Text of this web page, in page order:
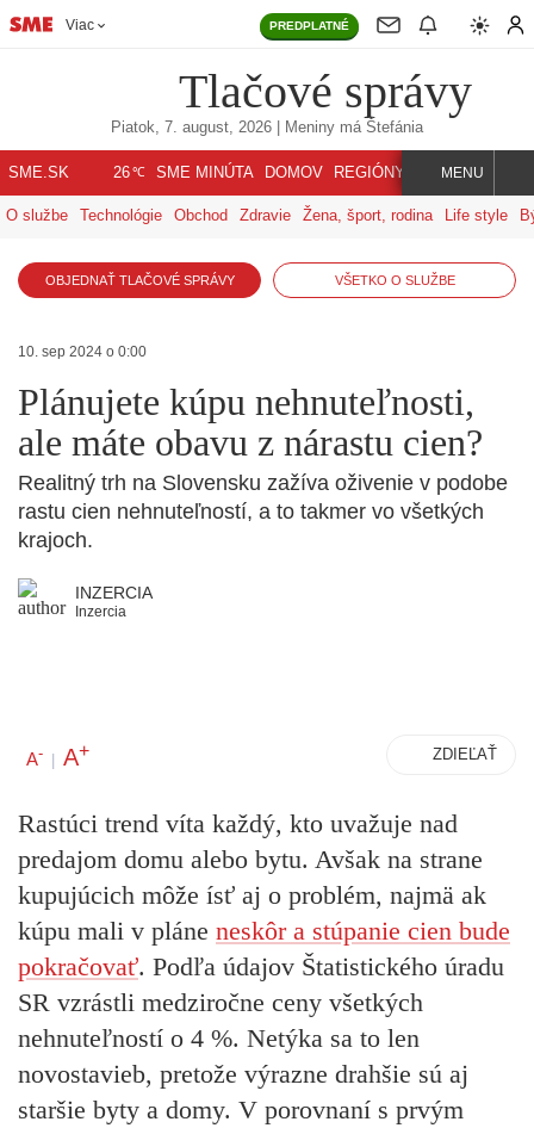
Viac PREDPLATNÉ
Tlačové správy
Piatok, 7. august, 2026 | Meniny má Štefánia
SME.SK 26℃ SME MINÚTA DOMOV REGIÓNY INDEX SVET
MENU
O službe Technológie Obchod Zdravie Žena, šport, rodina Life style
OBJEDNAŤ TLAČOVÉ SPRÁVY VŠETKO O SLUŽBE
10. sep 2024 o 0:00
Plánujete kúpu nehnuteľnosti,
ale máte obavu z nárastu cien?
Realitný trh na Slovensku zažíva oživenie v podobe
rastu cien nehnuteľností, a to takmer vo všetkých
krajoch.
INZERCIA
Inzercia
A- | A+ ZDIEĽAŤ
Rastúci trend víta každý, kto uvažuje nad
predajom domu alebo bytu. Avšak na strane
kupujúcich môže ísť aj o problém, najmä ak
kúpu mali v pláne neskôr a stúpanie cien bude
pokračovať. Podľa údajov Štatistického úradu
SR vzrástli medziročne ceny všetkých
nehnuteľností o 4 %. Netýka sa to len
novostavieb, pretože výrazne drahšie sú aj
staršie byty a domy. V porovnaní s prvým